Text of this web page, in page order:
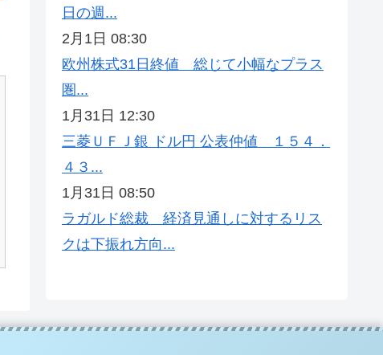
日の週...
2月1日 08:30
欧州株式31日終値 総じて小幅なプラス
圏...
1月31日 12:30
三菱ＵＦＪ銀 ドル円 公表仲値 １５４．
４３...
1月31日 08:50
ラガルド総裁 経済見通しに対するリス
クは下振れ方向...